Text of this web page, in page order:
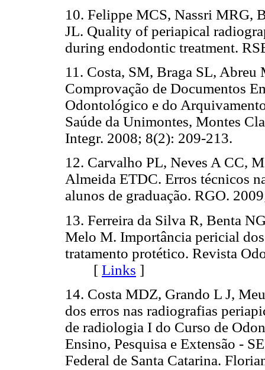
10. Felippe MCS, Nassri MRG,
JL. Quality of periapical
during endodontic treatment.
11. Costa, SM, Braga SL,
Comprovação de Documentos
Odontológico e do
Saúde da Unimontes, Montes
Integr. 2008; 8(2): 209-
12. Carvalho PL, Neves A CC,
Almeida ETDC. Erros técnicos
alunos de graduação. RGO.
13. Ferreira da Silva R, Benta
Melo M. Importância pericial
tratamento protético. Revista
[ Links ]
14. Costa MDZ, Grando L J,
dos erros nas radiografias
de radiologia I do Curso de
Ensino, Pesquisa e Extensão -
Federal de Santa Catarina.